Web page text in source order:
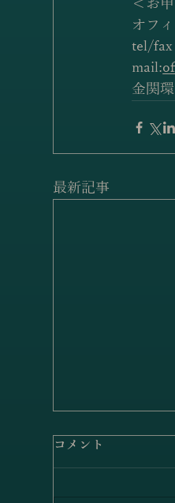
＜お
オフ
tel/fax
mail:
金関
最新記事
コメント